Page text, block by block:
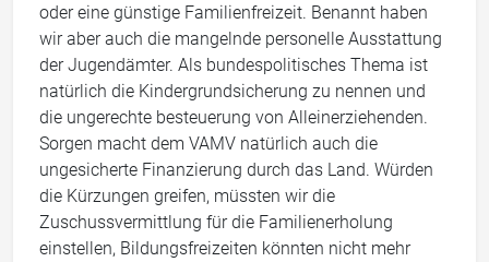
oder eine günstige Familienfreizeit. Benannt haben
wir aber auch die mangelnde personelle Ausstattung
der Jugendämter. Als bundespolitisches Thema ist
natürlich die Kindergrundsicherung zu nennen und
die ungerechte besteuerung von Alleinerziehenden.
Sorgen macht dem VAMV natürlich auch die
ungesicherte Finanzierung durch das Land. Würden
die Kürzungen greifen, müssten wir die
Zuschussvermittlung für die Familienerholung
einstellen, Bildungsfreizeiten könnten nicht mehr